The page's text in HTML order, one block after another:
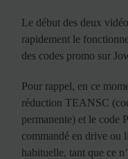
Le début des deux
rapidement le
des codes promo sur
Pour rappel, en ce
réduction TEANSC
permanente) et le code
commandé en drive ou
habituelle, tant que ce